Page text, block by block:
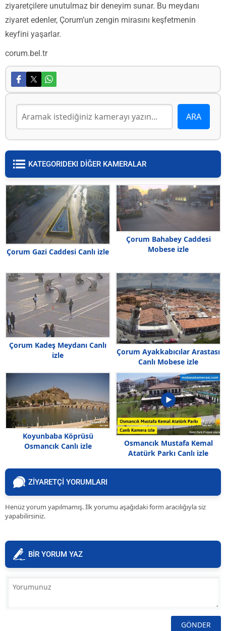
ziyaretçilere unutulmaz bir deneyim sunar. Bu meydanı
ziyaret edenler, Çorum’un zengin mirasını keşfetmenin
keyfini yaşarlar.
corum.bel.tr
KATEGORIDEKI DİĞER KAMERALAR
Çorum Gazi Caddesi Canlı izle
Çorum Bahabey Caddesi
Mobese izle
Çorum Kadeş Meydanı Canlı
izle
Çorum Ayakkabıcılar Arastası
Canlı Mobese izle
Koyunbaba Köprüsü
Osmancık Canlı izle
Osmancık Mustafa Kemal
Atatürk Parkı Canlı izle
ZİYARETÇİ YORUMLARI
Henüz yorum yapılmamış. İlk yorumu aşağıdaki form aracılığıyla siz
yapabilirsiniz.
BİR YORUM YAZ